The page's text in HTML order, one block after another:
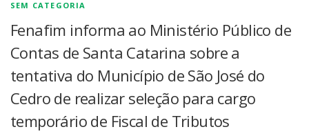
SEM CATEGORIA
Fenafim informa ao Ministério Público de
Contas de Santa Catarina sobre a
tentativa do Município de São José do
Cedro de realizar seleção para cargo
temporário de Fiscal de Tributos